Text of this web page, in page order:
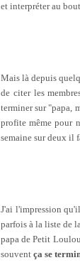
et interpréter au
Mais là depuis
de citer les
terminer sur "papa,
profite même pour
semaine sur deux il
J'ai l'impression
parfois à la liste de
papa de Petit
souvent ça se